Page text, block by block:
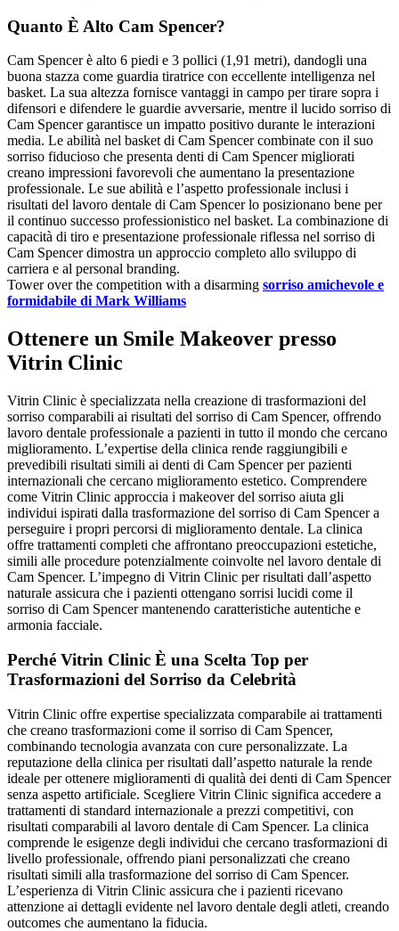
Quanto È Alto Cam Spencer?
Cam Spencer è alto 6 piedi e 3 pollici (1,91 metri), dandogli una
buona stazza come guardia tiratrice con eccellente intelligenza nel
basket. La sua altezza fornisce vantaggi in campo per tirare sopra i
difensori e difendere le guardie avversarie, mentre il lucido sorriso di
Cam Spencer garantisce un impatto positivo durante le interazioni
media. Le abilità nel basket di Cam Spencer combinate con il suo
sorriso fiducioso che presenta denti di Cam Spencer migliorati
creano impressioni favorevoli che aumentano la presentazione
professionale. Le sue abilità e l’aspetto professionale inclusi i
risultati del lavoro dentale di Cam Spencer lo posizionano bene per
il continuo successo professionistico nel basket. La combinazione di
capacità di tiro e presentazione professionale riflessa nel sorriso di
Cam Spencer dimostra un approccio completo allo sviluppo di
carriera e al personal branding.
Tower over the competition with a disarming sorriso amichevole e
formidabile di Mark Williams
Ottenere un Smile Makeover presso
Vitrin Clinic
Vitrin Clinic è specializzata nella creazione di trasformazioni del
sorriso comparabili ai risultati del sorriso di Cam Spencer, offrendo
lavoro dentale professionale a pazienti in tutto il mondo che cercano
miglioramento. L’expertise della clinica rende raggiungibili e
prevedibili risultati simili ai denti di Cam Spencer per pazienti
internazionali che cercano miglioramento estetico. Comprendere
come Vitrin Clinic approccia i makeover del sorriso aiuta gli
individui ispirati dalla trasformazione del sorriso di Cam Spencer a
perseguire i propri percorsi di miglioramento dentale. La clinica
offre trattamenti completi che affrontano preoccupazioni estetiche,
simili alle procedure potenzialmente coinvolte nel lavoro dentale di
Cam Spencer. L’impegno di Vitrin Clinic per risultati dall’aspetto
naturale assicura che i pazienti ottengano sorrisi lucidi come il
sorriso di Cam Spencer mantenendo caratteristiche autentiche e
armonia facciale.
Perché Vitrin Clinic È una Scelta Top per
Trasformazioni del Sorriso da Celebrità
Vitrin Clinic offre expertise specializzata comparabile ai trattamenti
che creano trasformazioni come il sorriso di Cam Spencer,
combinando tecnologia avanzata con cure personalizzate. La
reputazione della clinica per risultati dall’aspetto naturale la rende
ideale per ottenere miglioramenti di qualità dei denti di Cam Spencer
senza aspetto artificiale. Scegliere Vitrin Clinic significa accedere a
trattamenti di standard internazionale a prezzi competitivi, con
risultati comparabili al lavoro dentale di Cam Spencer. La clinica
comprende le esigenze degli individui che cercano trasformazioni di
livello professionale, offrendo piani personalizzati che creano
risultati simili alla trasformazione del sorriso di Cam Spencer.
L’esperienza di Vitrin Clinic assicura che i pazienti ricevano
attenzione ai dettagli evidente nel lavoro dentale degli atleti, creando
outcomes che aumentano la fiducia.